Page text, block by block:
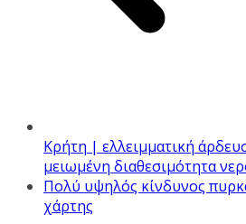
Κρήτη | ελλειµµατική
μειωμένη διαθεσιμότητα
Πολύ υψηλός κίνδυνος
χάρτης